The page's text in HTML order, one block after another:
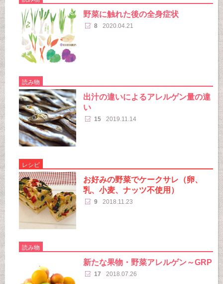
野菜に触れた後の全身症状
8 2020.04.21
読み物
出汁の違いによるアレルゲン量の違
い
15 2019.11.14
レシピ
お好みの野菜でケークサレ（卵、
乳、小麦、ナッツ不使用）
9 2018.11.23
読み物
新たな果物・野菜アレルゲン～GRP
17 2018.07.26